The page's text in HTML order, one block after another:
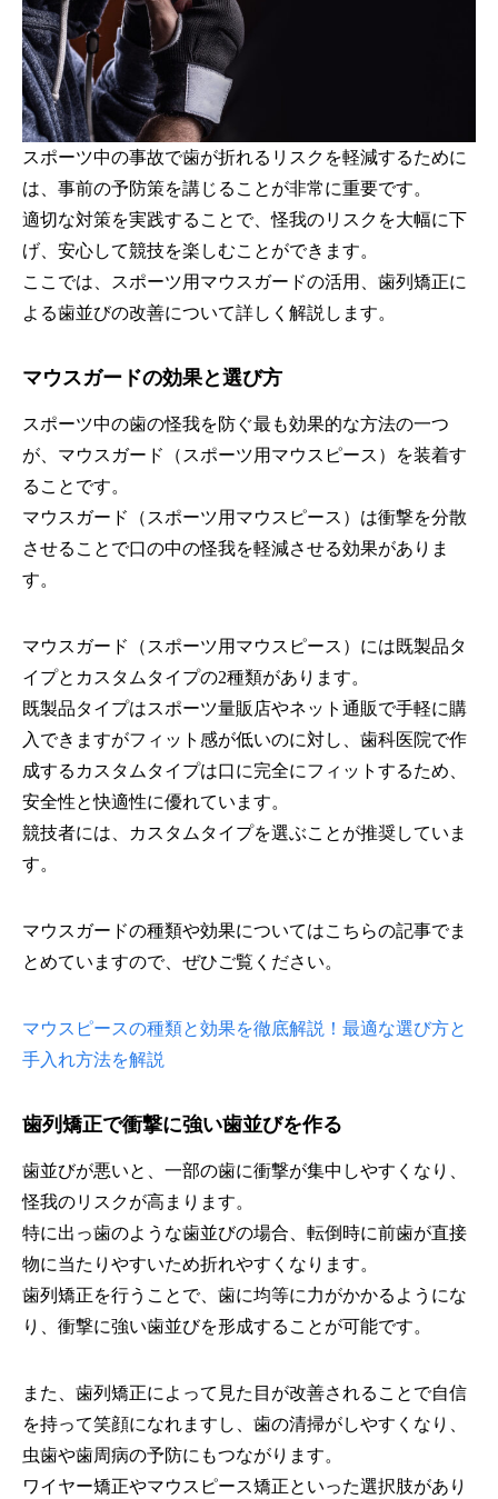
スポーツ中の事故で歯が折れるリスクを軽減するために
は、事前の予防策を講じることが非常に重要です。
適切な対策を実践することで、怪我のリスクを大幅に下
げ、安心して競技を楽しむことができます。
ここでは、スポーツ用マウスガードの活用、歯列矯正に
よる歯並びの改善について詳しく解説します。
マウスガードの効果と選び方
スポーツ中の歯の怪我を防ぐ最も効果的な方法の一つ
が、マウスガード（スポーツ用マウスピース）を装着す
ることです。
マウスガード（スポーツ用マウスピース）は衝撃を分散
させることで口の中の怪我を軽減させる効果がありま
す。
マウスガード（スポーツ用マウスピース）には既製品タ
イプとカスタムタイプの2種類があります。
既製品タイプはスポーツ量販店やネット通販で手軽に購
入できますがフィット感が低いのに対し、歯科医院で作
成するカスタムタイプは口に完全にフィットするため、
安全性と快適性に優れています。
競技者には、カスタムタイプを選ぶことが推奨していま
す。
マウスガードの種類や効果についてはこちらの記事でま
とめていますので、ぜひご覧ください。
マウスピースの種類と効果を徹底解説！最適な選び方と
手入れ方法を解説
歯列矯正で衝撃に強い歯並びを作る
歯並びが悪いと、一部の歯に衝撃が集中しやすくなり、
怪我のリスクが高まります。
特に出っ歯のような歯並びの場合、転倒時に前歯が直接
物に当たりやすいため折れやすくなります。
歯列矯正を行うことで、歯に均等に力がかかるようにな
り、衝撃に強い歯並びを形成することが可能です。
また、歯列矯正によって見た目が改善されることで自信
を持って笑顔になれますし、歯の清掃がしやすくなり、
虫歯や歯周病の予防にもつながります。
ワイヤー矯正やマウスピース矯正といった選択肢があり